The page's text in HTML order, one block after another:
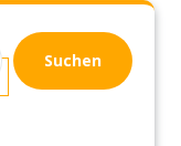
Suchen